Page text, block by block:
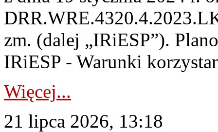
zm. (dalej „IRiESP”).
IRiESP - Warunki
Więcej...
21 lipca 2026, 13:18